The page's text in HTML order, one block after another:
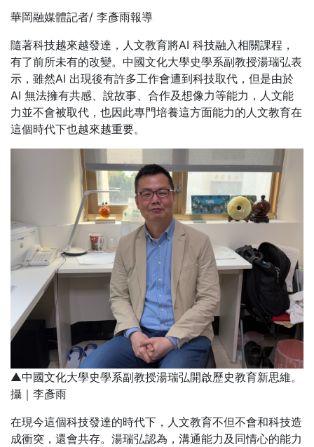
華岡融媒體記者/ 李彥雨報導
隨著科技越來越發達，人文教育將AI 科技融入相關課程，
有了前所未有的改變。中國文化大學史學系副教授湯瑞弘表
示，雖然AI 出現後有許多工作會遭到科技取代，但是由於
AI 無法擁有共感、說故事、合作及想像力等能力，人文能
力並不會被取代，也因此專門培養這方面能力的人文教育在
這個時代下也越來越重要。
▲中國文化大學史學系副教授湯瑞弘開啟歷史教育新思維。
攝｜李彥雨
在現今這個科技發達的時代下，人文教育不但不會和科技造
成衝突，還會共存。湯瑞弘認為，溝通能力及同情心的能力